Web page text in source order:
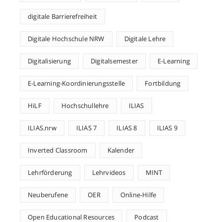
digitale Barrierefreiheit
Digitale Hochschule NRW Digitale Lehre
Digitalisierung Digitalsemester E-Learning
E-Learning-Koordinierungsstelle Fortbildung
HiLF Hochschullehre ILIAS
ILIAS.nrw ILIAS 7 ILIAS 8 ILIAS 9
Inverted Classroom Kalender
Lehrförderung Lehrvideos MINT
Neuberufene OER Online-Hilfe
Open Educational Resources Podcast